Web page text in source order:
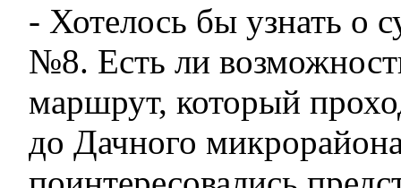
- Хотелось бы узнать о
№8. Есть ли
маршрут, который
до Дачного